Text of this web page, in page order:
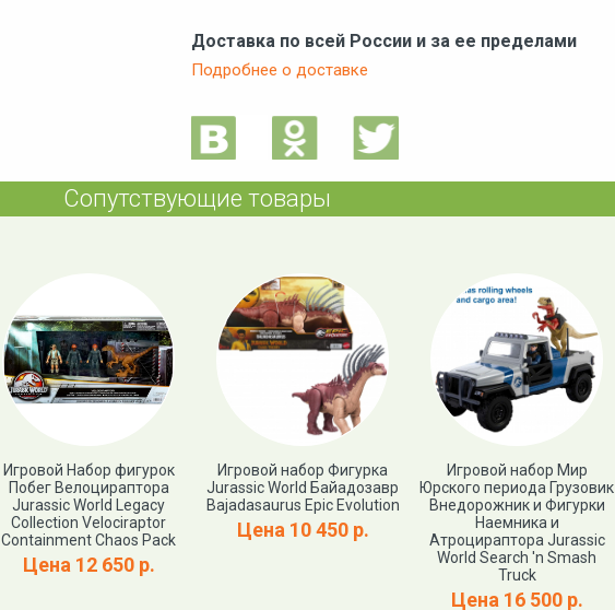
Доставка по всей России и за ее пределами
Подробнее о доставке
Сопутствующие товары
Игровой Набор фигурок
Побег Велоцираптора
Jurassic World Legacy
Collection Velociraptor
Containment Chaos Pack
Цена 12 650 р.
Игровой набор Фигурка
Jurassic World Байадозавр
Bajadasaurus Epic Evolution
Цена 10 450 р.
Игровой набор Мир
Юрского периода Грузовик
Внедорожник и Фигурки
Наемника и
Атроцираптора Jurassic
World Search 'n Smash
Truck
Цена 16 500 р.